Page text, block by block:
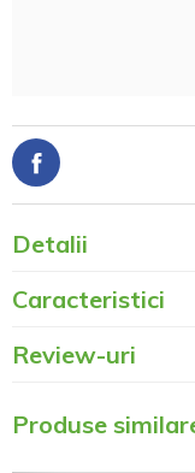
Detalii
Caracteristici
Review-uri
Produse